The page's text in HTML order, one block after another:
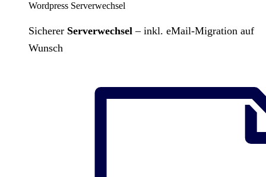
Wordpress Serverwechsel
Sicherer Serverwechsel – inkl. eMail-Migration auf
Wunsch